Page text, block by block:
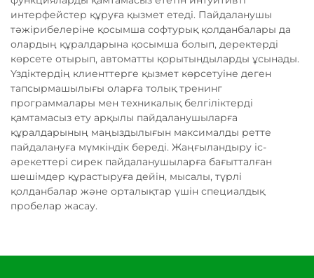
интерфейстер құруға қызмет етеді. Пайдаланушы
тәжірибелеріне қосымша софтурық қолданбалары да
олардың құралдарына қосымша болып, деректерді
көрсете отырып, автоматты қорытындыларды ұсынады.
Үздіктердің клиенттерге қызмет көрсетуіне деген
тапсырмашылығы оларға толық тренинг
программалары мен техникалық белгіліктерді
қамтамасыз ету арқылы пайдаланушыларға
құралдарының маңыздылығын максималды ретте
пайдалануға мүмкіндік береді. Жаңғыландыру іс-
әрекеттері сирек пайдаланушыларға бағытталған
шешімдер құрастыруға дейін, мысалы, түрлі
қолданбалар және орталықтар үшін специалдық
пробелар жасау.